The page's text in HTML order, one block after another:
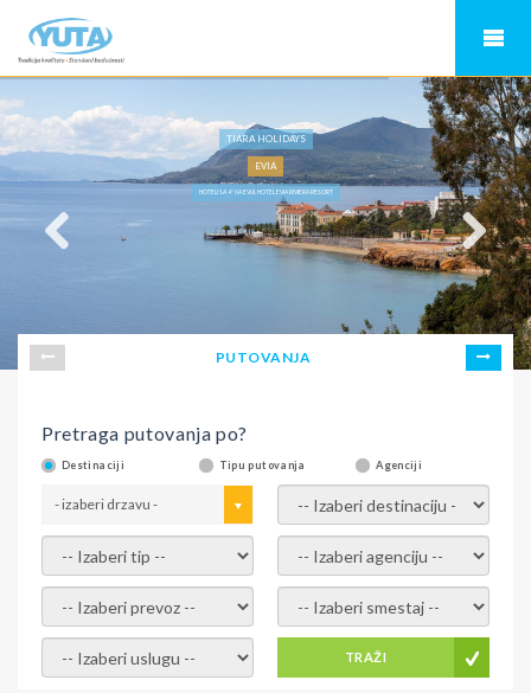
TIARA HOLIDAYS
EVIA
HOTELI SA 4* NA EVIJI, HOTEL EVIA RIVIERA RESORT
PUTOVANJA
Pretraga putovanja po?
Destinaciji Tipu putovanja Agenciji
- izaberi drzavu - - izaberi destinaciju -
- izaberi tip - - izaberi agenciju -
- izaberi prevoz - - Izaberite smestaj -
- Izaberite uslugu - TRAŽI